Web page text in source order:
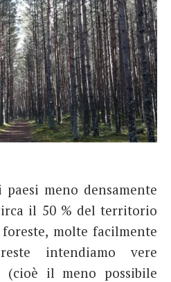
meno densamente
il 50 % del territorio
molte facilmente
intendiamo vere
(cioè il meno possibile